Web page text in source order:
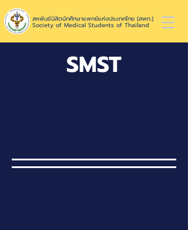
สหพันธ์นิสิตนักศึกษาแพทย์แห่งประเทศไทย (สพท.)
Society of Medical Students of Thailand
SMST